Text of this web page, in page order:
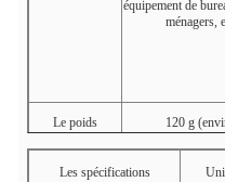
équipement de
ménagers,
Le poids 120 g
Les spécifications